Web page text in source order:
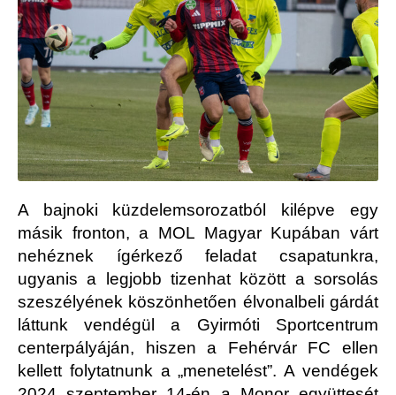
A bajnoki küzdelemsorozatból kilépve egy
másik fronton, a MOL Magyar Kupában várt
nehéznek ígérkező feladat csapatunkra,
ugyanis a legjobb tizenhat között a sorsolás
szeszélyének köszönhetően élvonalbeli gárdát
láttunk vendégül a Gyirmóti Sportcentrum
centerpályáján, hiszen a Fehérvár FC ellen
kellett folytatnunk a „menetelést”. A vendégek